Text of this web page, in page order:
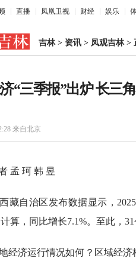
直播 凤凰卫视 财经 娱乐
吉林> 资讯 > 凤观吉林>
“三季报”出炉 长三
来自北京
孟 珂 韩 昱
藏自治区发布数据显示，
算，同比增长7.1%。至此，
经济运行情况如何？区域经